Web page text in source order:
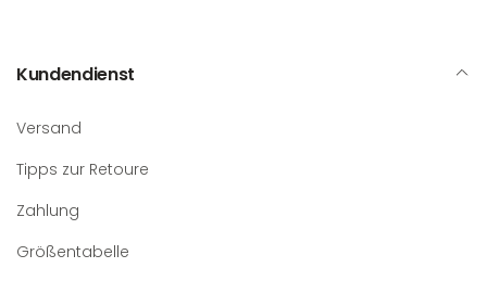
Kundendienst
Versand
Tipps zur Retoure
Zahlung
Größentabelle